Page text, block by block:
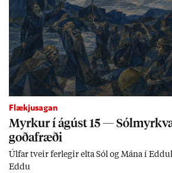
Flækjusagan
Myrk­ur í ág­úst 15 —
goða­fræði
Úlf­ar tveir fer­leg­ir elta Sól og Mána í
Eddu